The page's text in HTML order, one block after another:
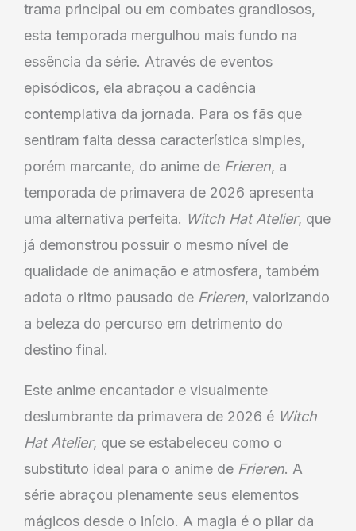
trama principal ou em combates grandiosos,
esta temporada mergulhou mais fundo na
essência da série. Através de eventos
episódicos, ela abraçou a cadência
contemplativa da jornada. Para os fãs que
sentiram falta dessa característica simples,
porém marcante, do anime de Frieren, a
temporada de primavera de 2026 apresenta
uma alternativa perfeita. Witch Hat Atelier, que
já demonstrou possuir o mesmo nível de
qualidade de animação e atmosfera, também
adota o ritmo pausado de Frieren, valorizando
a beleza do percurso em detrimento do
destino final.
Este anime encantador e visualmente
deslumbrante da primavera de 2026 é Witch
Hat Atelier, que se estabeleceu como o
substituto ideal para o anime de Frieren. A
série abraçou plenamente seus elementos
mágicos desde o início. A magia é o pilar da